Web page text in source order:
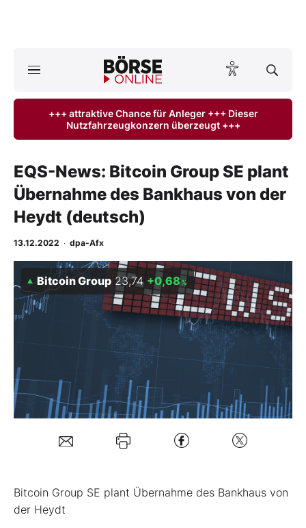
ktuelle Ausgabe BÖRSE ONLINE lesen
Finanz-Check
Abo & Shop
BO-Musterdepots
Experten
Mein Konto
+++ attraktive Chance für Anleger +++ Dieser
Nutzfahrzeugkonzern überzeugt +++
EQS-News: Bitcoin Group SE plant
Übernahme des Bankhaus von der
Heydt (deutsch)
13.12.2022 · dpa-Afx
Bitcoin Group 23,74 +0,68%
Bitcoin Group SE plant Übernahme des Bankhaus von
der Heydt